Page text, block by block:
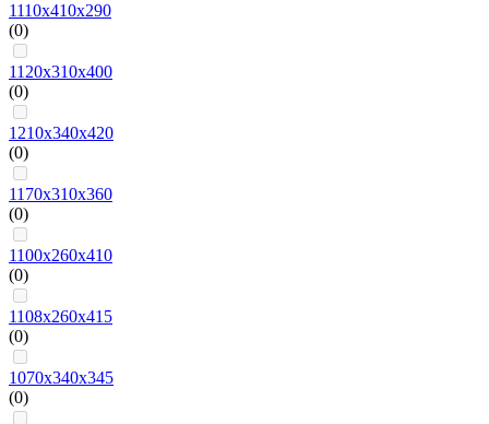
1110х410х290
(0)
1120х310х400
(0)
1210х340х420
(0)
1170х310х360
(0)
1100х260х410
(0)
1108х260х415
(0)
1070х340х345
(0)